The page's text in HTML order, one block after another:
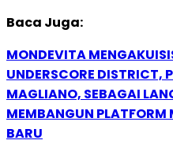
Baca Juga:
MONDEVITA
UNDERSCORE DISTRICT,
MAGLIANO, SEBAGAI
MEMBANGUN PLATFORM
BARU